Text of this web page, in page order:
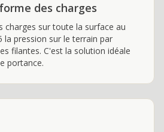
des charges
charges sur toute la surface au
la pression sur le terrain par
filantes. C'est la solution idéale
portance.